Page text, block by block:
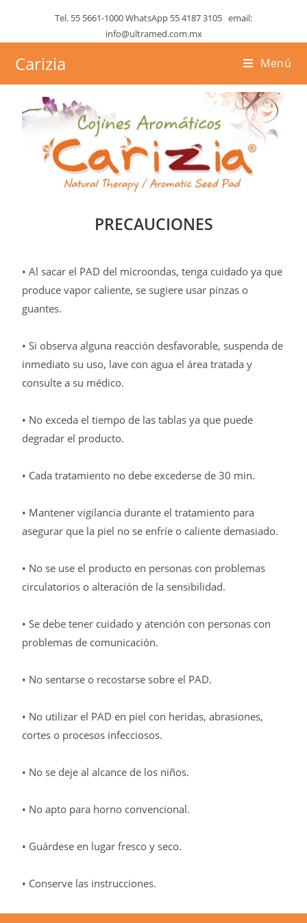
Tel. 55 5661-1000 WhatsApp 55 4187 3105 email:
info@ultramed.com.mx
Carizia Menú
PRECAUCIONES
• Al sacar el PAD del microondas, tenga cuidado ya que
produce vapor caliente, se sugiere usar pinzas o
guantes.
• Si observa alguna reacción desfavorable, suspenda de
inmediato su uso, lave con agua el área tratada y
consulte a su médico.
• No exceda el tiempo de las tablas ya que puede
degradar el producto.
• Cada tratamiento no debe excederse de 30 min.
• Mantener vigilancia durante el tratamiento para
asegurar que la piel no se enfríe o caliente demasiado.
• No se use el producto en personas con problemas
circulatorios o alteración de la sensibilidad.
• Se debe tener cuidado y atención con personas con
problemas de comunicación.
• No sentarse o recostarse sobre el PAD.
• No utilizar el PAD en piel con heridas, abrasiones,
cortes o procesos infecciosos.
• No se deje al alcance de los niños.
• No apto para horno convencional.
• Guárdese en lugar fresco y seco.
• Conserve las instrucciones.